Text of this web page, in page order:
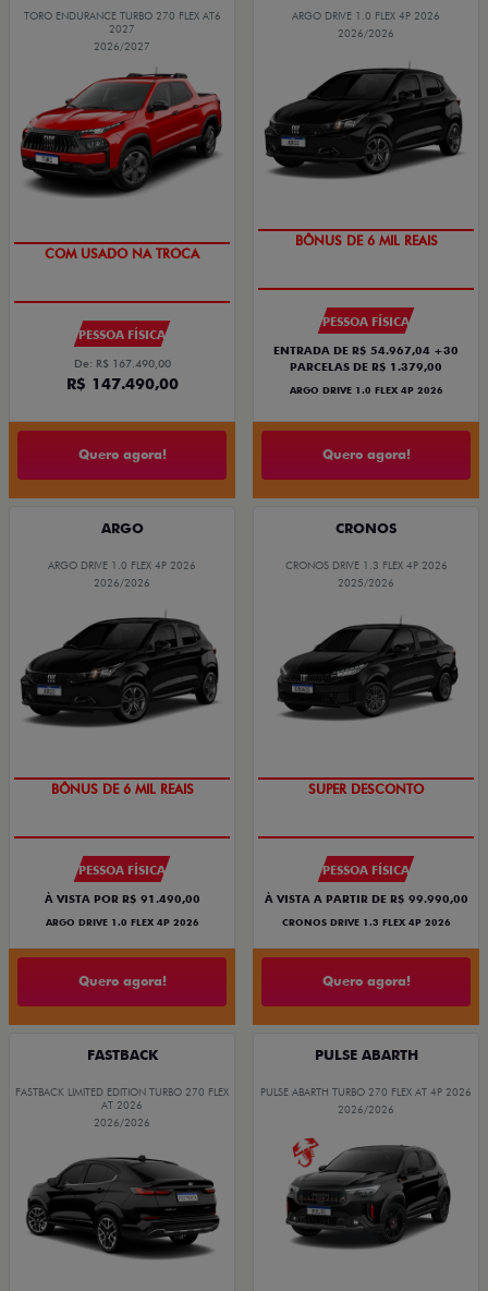
TORO ENDURANCE TURBO 270 FLEX AT6
2027
2026/2027
OPORTUNIDADE
PESSOA FÍSICA
De: R$ 167.490,00
R$ 147.490,00
Quero agora!
ARGO DRIVE 1.0 FLEX 4P 2026
2026/2026
TAXA ZERO
PESSOA FÍSICA
ENTRADA DE R$ 54.967,04 +30
PARCELAS DE R$ 1.379,00
ARGO DRIVE 1.0 FLEX 4P 2026
Quero agora!
ARGO
ARGO DRIVE 1.0 FLEX 4P 2026
2026/2026
TAXA ZERO
PESSOA FÍSICA
À VISTA POR R$ 91.490,00
ARGO DRIVE 1.0 FLEX 4P 2026
Quero agora!
CRONOS
CRONOS DRIVE 1.3 FLEX 4P 2026
2025/2026
BÔNUS DE ATÉ R$ 14 MIL
PESSOA FÍSICA
À VISTA A PARTIR DE R$ 99.990,00
CRONOS DRIVE 1.3 FLEX 4P 2026
Quero agora!
FASTBACK
FASTBACK LIMITED EDITION TURBO 270 FLEX
AT 2026
2026/2026
PULSE ABARTH
PULSE ABARTH TURBO 270 FLEX AT 4P 2026
2026/2026